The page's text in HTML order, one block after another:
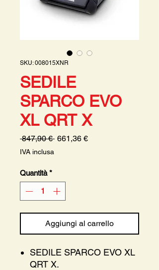
SKU: 008015XNR
SEDILE
SPARCO EVO
XL QRT X
847,90 € Prezzo
661,36 €Prezzo
IVA inclusa
Quantità *
Aggiungi al carrello
SEDILE SPARCO EVO XL
QRT X.